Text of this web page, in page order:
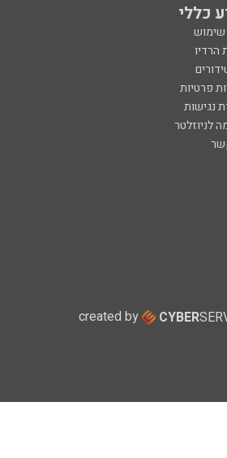
כללי
שימוש
הרדיו
פרטיות
נגישות
לניוזלטר
created by CYBER